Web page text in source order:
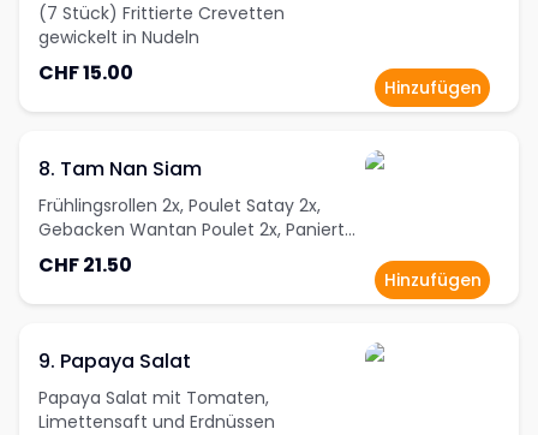
(7 Stück) Frittierte Crevetten
gewickelt in Nudeln
CHF 15.00
Hinzufügen
8. Tam Nan Siam
Frühlingsrollen 2x, Poulet Satay 2x,
Gebacken Wantan Poulet 2x, Panierte
Crevetten 2x, Fischfrikadellen 2x
CHF 21.50
Hinzufügen
9. Papaya Salat
Papaya Salat mit Tomaten,
Limettensaft und Erdnüssen